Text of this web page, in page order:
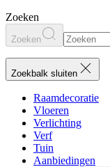
Zoeken
Zoeken
Zoekbalk sluiten
Raamdecoratie
Vloeren
Verlichting
Verf
Tuin
Aanbiedingen